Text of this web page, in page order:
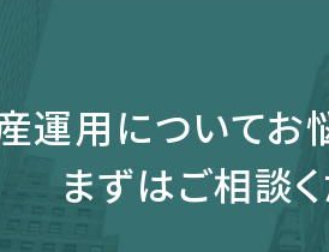
運用についてお
まずはご相談く